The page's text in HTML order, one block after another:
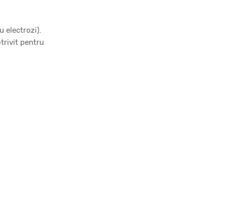
electrozi).
pentru